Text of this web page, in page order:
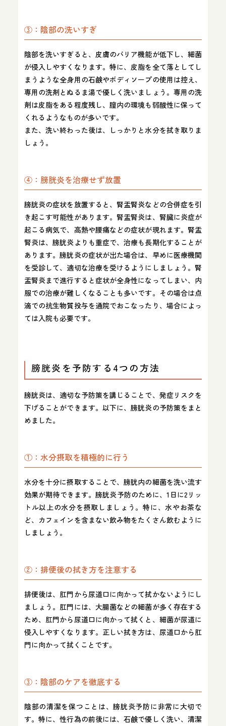
③：陰部の洗いすぎ
陰部を洗いすぎると、皮膚のバリア機能が低下し、細菌
が侵入しやすくなります。特に、皮脂を全て落としてし
まうような全身用の石鹸やボディソープの使用は控え、
専用の洗剤とぬるま湯で優しく洗いましょう。専用の洗
剤は皮脂をある程度残し、膣内の環境も弱酸性に保って
くれるようなものが多いです。
また、洗い終わった後は、しっかりと水分を拭き取りま
しょう。
④：膀胱炎を治療せず放置
膀胱炎の症状を放置すると、腎盂腎炎などの合併症を引
き起こす可能性があります。腎盂腎炎は、腎臓に炎症が
起こる病気で、高熱や腰痛などの症状が現れます。腎盂
腎炎は、膀胱炎よりも重症で、治療も長期化することが
あります。膀胱炎の症状が出た場合は、早めに医療機関
を受診して、適切な治療を受けるようにしましょう。腎
盂腎炎まで進行すると症状が全身性になってしまい、内
服での治療が難しくなることも多いです。その場合は点
滴での抗生物質投与を通院でおこなったり、場合によっ
ては入院も必要です。
膀胱炎を予防する4つの方法
膀胱炎は、適切な予防策を講じることで、発症リスクを
下げることができます。以下に、膀胱炎の予防策をまと
めました。
①：水分摂取を積極的に行う
水分を十分に摂取することで、膀胱内の細菌を洗い流す
効果が期待できます。膀胱炎予防のために、1日に2リッ
トル以上の水分を摂取しましょう。特に、水やお茶な
ど、カフェインを含まない飲み物をたくさん飲むように
しましょう。
②：排便後の拭き方を注意する
排便後は、肛門から尿道口に向かって拭かないようにし
ましょう。肛門には、大腸菌などの細菌が多く存在する
ため、肛門から尿道口に向かって拭くと、細菌が尿道に
侵入しやすくなります。正しい拭き方は、尿道口から肛
門に向かって拭くことです。
③：陰部のケアを徹底する
陰部の清潔を保つことは、膀胱炎予防に非常に大切で
す。特に、性行為の前後には、石鹸で優しく洗い、清潔